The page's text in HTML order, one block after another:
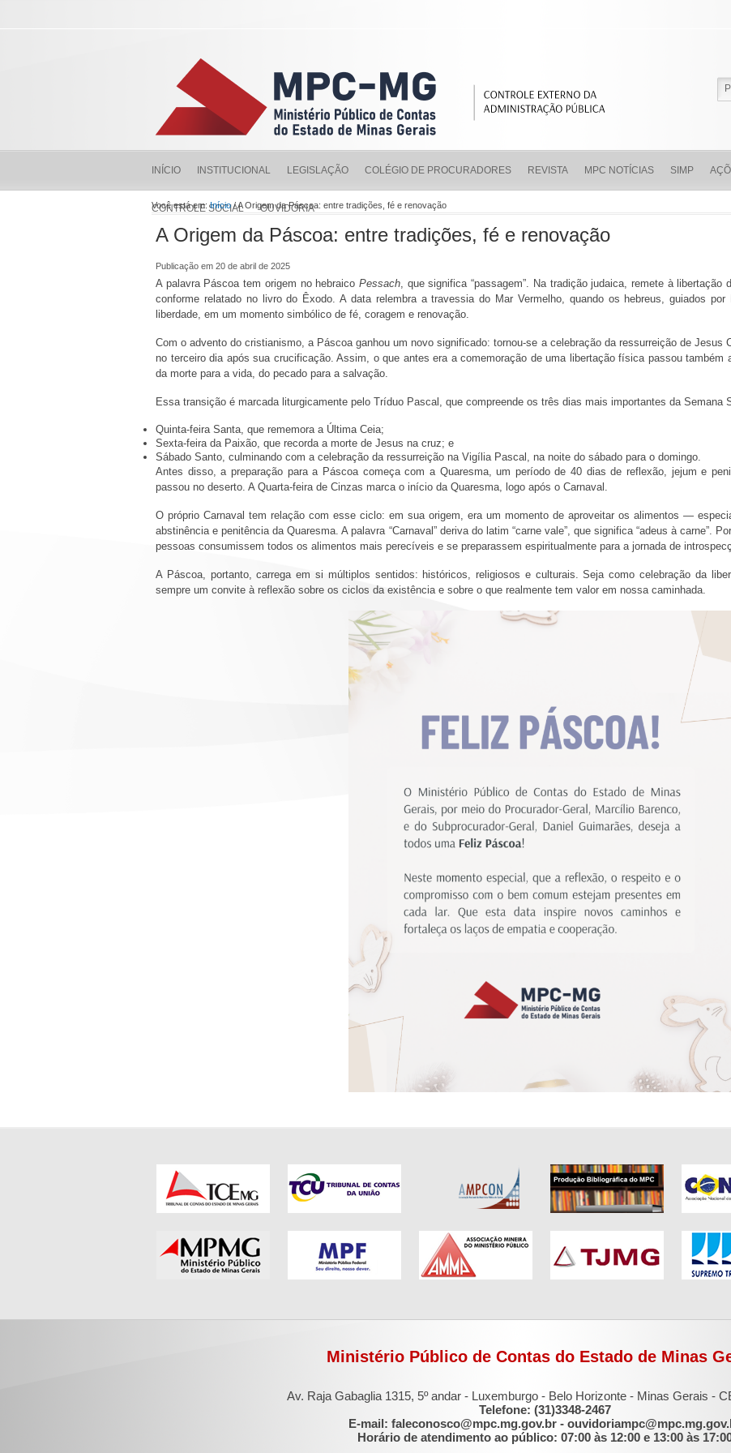
INÍCIO INSTITUCIONAL LEGISLAÇÃO COLÉGIO DE PROCURADORES REVISTA MPC NOTÍCIAS SIMP
CONTROLE SOCIAL OUVIDORIA
Você está em:Início/ A Origem da Páscoa: entre tradições, fé e renovação
A Origem da Páscoa: entre tradições, fé e renovação
Publicação em 20 de abril de 2025
A palavra Páscoa tem origem no hebraico Pessach, que significa “passagem”. Na tradição judaica, remete à
conforme relatado no livro do Êxodo. A data relembra a travessia do Mar Vermelho, quando os hebreus, guiados
liberdade, em um momento simbólico de fé, coragem e renovação.
Com o advento do cristianismo, a Páscoa ganhou um novo significado: tornou-se a celebração da ressurreição de Jesus
no terceiro dia após sua crucificação. Assim, o que antes era a comemoração de uma libertação física passou
da morte para a vida, do pecado para a salvação.
Essa transição é marcada liturgicamente pelo Tríduo Pascal, que compreende os três dias mais importantes da Semana
Quinta-feira Santa, que rememora a Última Ceia;
Sexta-feira da Paixão, que recorda a morte de Jesus na cruz; e
Sábado Santo, culminando com a celebração da ressurreição na Vigília Pascal, na noite do sábado para o domingo.
Antes disso, a preparação para a Páscoa começa com a Quaresma, um período de 40 dias de reflexão, jejum e
passou no deserto. A Quarta-feira de Cinzas marca o início da Quaresma, logo após o Carnaval.
O próprio Carnaval tem relação com esse ciclo: em sua origem, era um momento de aproveitar os alimentos —
abstinência e penitência da Quaresma. A palavra “Carnaval” deriva do latim “carne vale”, que significa “adeus à carne”.
pessoas consumissem todos os alimentos mais perecíveis e se preparassem espiritualmente para a jornada de
A Páscoa, portanto, carrega em si múltiplos sentidos: históricos, religiosos e culturais. Seja como celebração da
sempre um convite à reflexão sobre os ciclos da existência e sobre o que realmente tem valor em nossa caminhada.
Ministério Público de Contas do Estado de Minas
Av. Raja Gabaglia 1315, 5º andar - Luxemburgo - Belo Horizonte - Minas Gerais -
Telefone: (31)3348-2467
E-mail: faleconosco@mpc.mg.gov.br -
Horário de atendimento ao público: 07:00 às 12:00 e 13:00 às